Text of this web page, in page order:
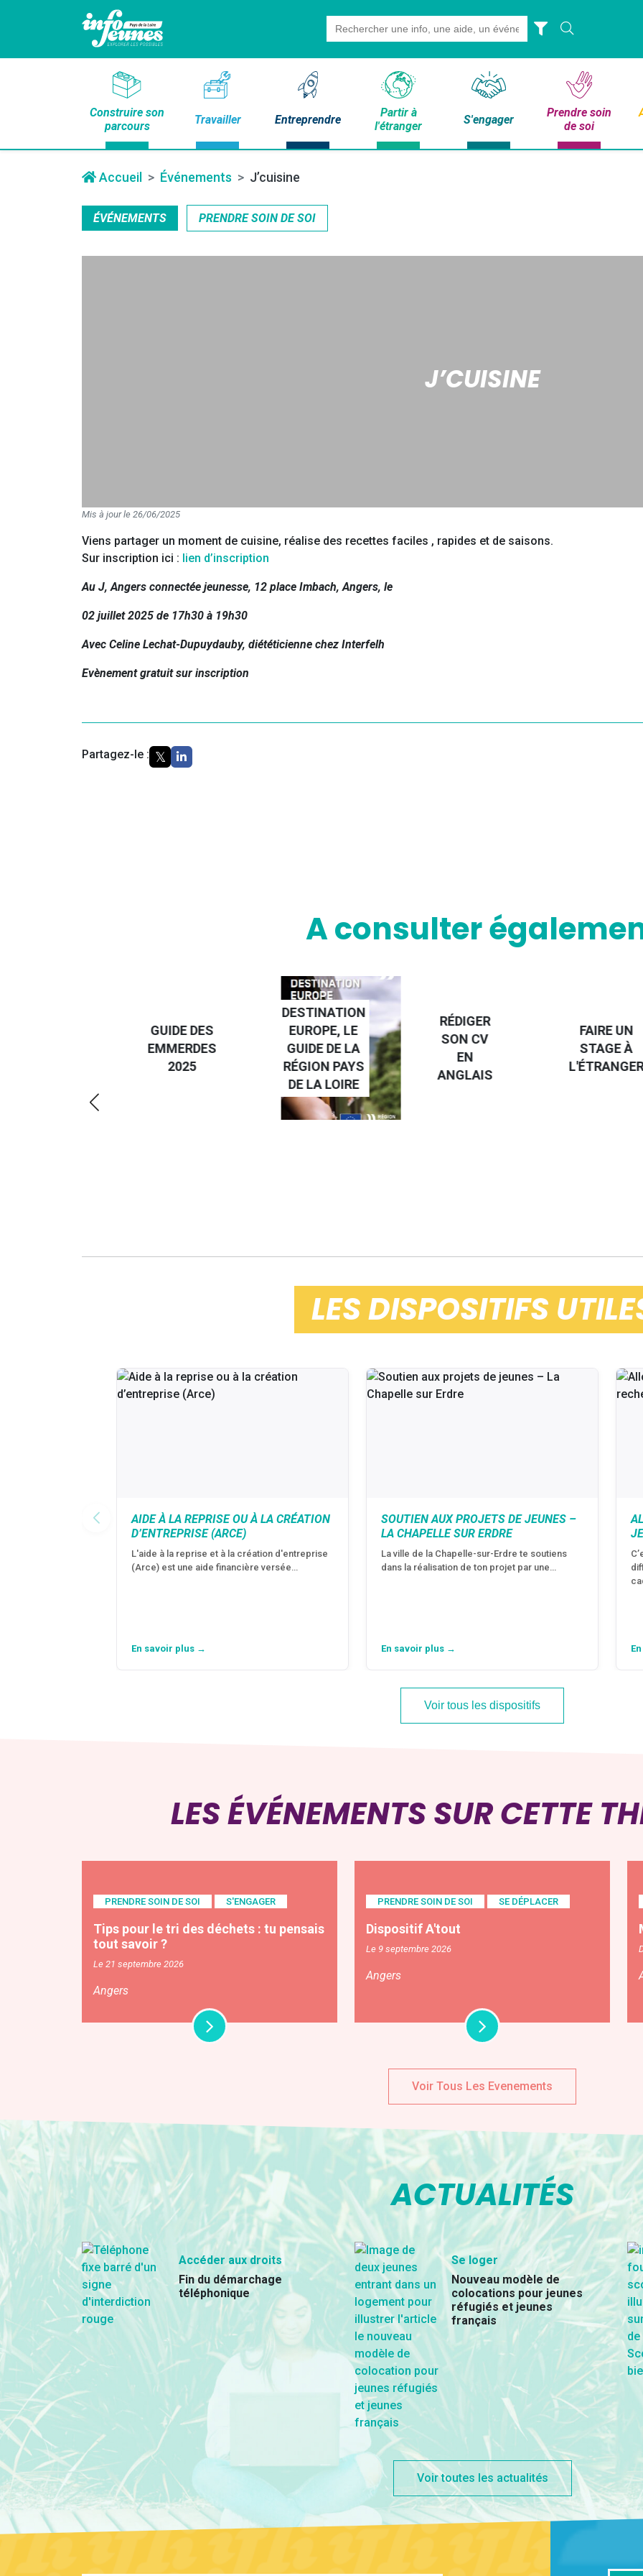
Search
for:
Construire son
parcours
Travailler Entreprendre
Partir à
l'étranger
S'engager
Prendre soin
de soi
Accueil Événements J’cuisine
ÉVÉNEMENTS PRENDRE SOIN DE SOI
J’CUISINE
Mis à jour le 26/06/2025
Viens partager un moment de cuisine, réalise des recettes faciles , rapides et de saisons.
Sur inscription ici : lien d’inscription
Au J, Angers connectée jeunesse, 12 place Imbach, Angers, le
02 juillet 2025 de 17h30 à 19h30
Avec Celine Lechat-Dupuydauby, diététicienne chez Interfelh
Evènement gratuit sur inscription
Partagez-le :
A consulter
GUIDE DES
EMMERDES
2025
DESTINATION
EUROPE, LE
GUIDE DE LA
RÉGION PAYS
DE LA LOIRE
RÉDIGER
SON CV
EN
ANGLAIS
FAIRE UN
STAGE À
LES DISPOSITIFS
AIDE À LA REPRISE OU À LA CRÉATION
D’ENTREPRISE (ARCE)
L'aide à la reprise et à la création d'entreprise
(Arce) est une aide financière versée…
En savoir plus →
SOUTIEN AUX PROJETS DE JEUNES –
LA CHAPELLE SUR ERDRE
La ville de la Chapelle-sur-Erdre te soutiens
dans la réalisation de ton projet par une…
En savoir plus →
Voir tous les dispositifs
LES ÉVÉNEMENTS SUR CETTE
PRENDRE SOIN DE SOI S'ENGAGER
Tips pour le tri des déchets : tu pensais
tout savoir ?
Le 21 septembre 2026
Angers
PRENDRE SOIN DE SOI SE DÉPLACER
Dispositif A'tout
Le 9 septembre 2026
Angers
Voir Tous Les Evenements
ACTUALITÉS
Accéder aux droits
Fin du démarchage
téléphonique
Se loger
Nouveau modèle de
colocations pour jeunes
réfugiés et jeunes
français
Voir toutes les actualités